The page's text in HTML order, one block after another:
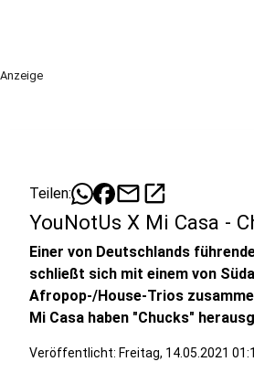
Anzeige
Teilen: mailopen_in_new
YouNotUs X Mi Casa -
Einer von Deutschlands
schließt sich mit einem von
Afropop-/House-Trios
Mi Casa haben "Chucks"
Veröffentlicht: Freitag, 14.05.2021